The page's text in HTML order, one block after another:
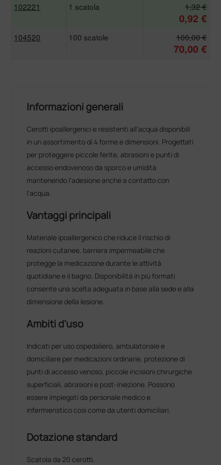
102221 1 scatola 1,32 €
0,92 €
104520 100 scatole 100,00 €
70,00 €
Informazioni generali
Cerotti ipoallergenici e resistenti all'acqua disponibili
in un assortimento di 4 forme e dimensioni. Progettati
per proteggere piccole ferite, abrasioni e punti di
accesso endovenoso da sporco e umidità
mantenendo l'adesione anche a contatto con
l'acqua.
Vantaggi principali
Materiale ipoallergenico che riduce il rischio di
reazioni cutanee, barriera impermeabile che
protegge la medicazione durante le attività
quotidiane e il bagno. Disponibilità in più formati
consente una scelta adeguata in base alla sede e alla
dimensione della lesione.
Ambiti d'uso
Indicati per uso ospedaliero, ambulatoriale e
domiciliare per medicazioni ordinarie, protezione di
punti di accesso venoso, piccole incisioni chirurgiche
superficiali, abrasioni e post-iniezione. Possono
essere impiegati da personale medico e
infermieristico così come da utenti domiciliari.
Dotazione standard
Scatola da 20 cerotti.